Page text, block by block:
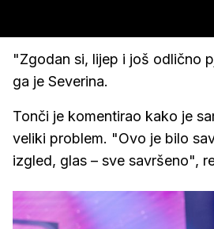
"Zgodan si, lijep i još odlično
ga je Severina.
Tonči je komentirao kako je
veliki problem. "Ovo je bilo
izgled, glas – sve savršeno",